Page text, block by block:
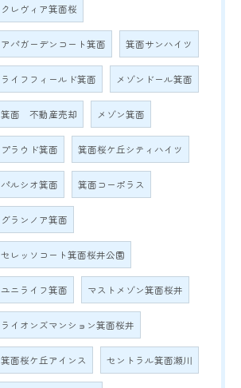
クレヴィア箕面桜
アパガーデンコート箕面 箕面サンハイツ
ライフフィールド箕面 メゾンドール箕面
箕面 不動産売却 メゾン箕面
プラウド箕面 箕面桜ケ丘シティハイツ
パルシオ箕面 箕面コーポラス
グランノア箕面
セレッソコート箕面桜井公園
ユニライフ箕面 マストメゾン箕面桜井
ライオンズマンション箕面桜井
箕面桜ケ丘アインス セントラル箕面瀬川